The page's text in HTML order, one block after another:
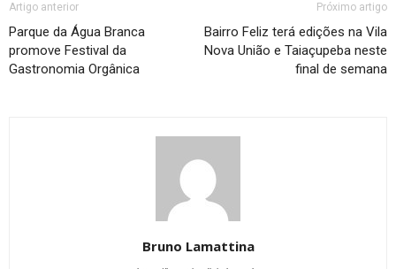
Artigo anterior
Parque da Água Branca
promove Festival da
Gastronomia Orgânica
Próximo artigo
Bairro Feliz terá edições na Vila
Nova União e Taiaçupeba neste
final de semana
Bruno Lamattina